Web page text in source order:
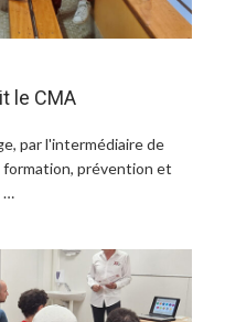
le CMA
par l'intermédiaire de
formation, prévention et
…